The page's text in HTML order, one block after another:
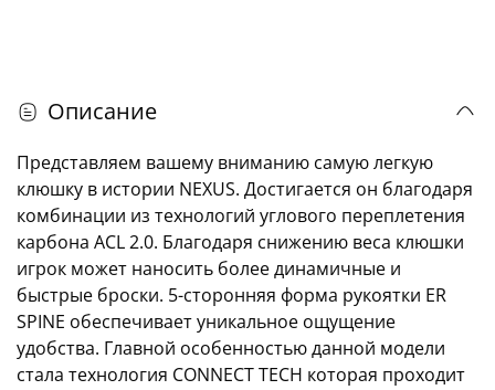
Описание
Представляем вашему вниманию самую легкую
клюшку в истории NEXUS. Достигается он благодаря
комбинации из технологий углового переплетения
карбона ACL 2.0. Благодаря снижению веса клюшки
игрок может наносить более динамичные и
быстрые броски. 5-сторонняя форма рукоятки ER
SPINE обеспечивает уникальное ощущение
удобства. Главной особенностью данной модели
стала технология CONNECT TECH которая проходит